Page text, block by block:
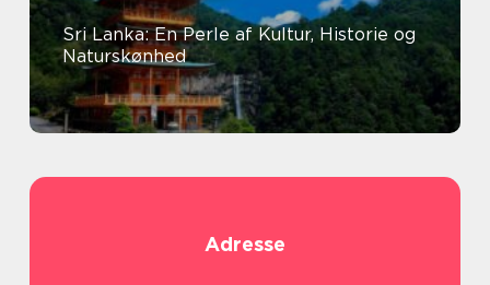
Sri Lanka: En Perle af Kultur, Historie og
Naturskønhed
Adresse